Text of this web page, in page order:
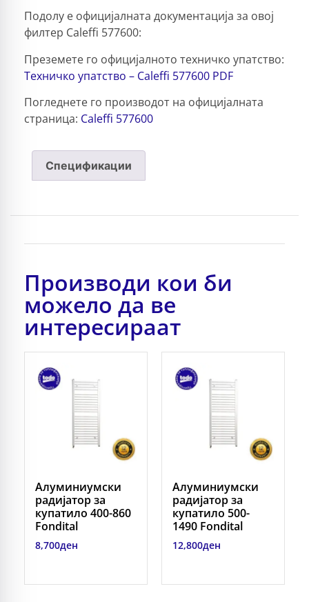
Подолу е официјалната документација за овој
филтер Caleffi 577600:
Преземете го официјалното техничко упатство:
Техничко упатство – Caleffi 577600 PDF
Погледнете го производот на официјалната
страница: Caleffi 577600
Спецификации
Производи кои би
можело да ве
интересираат
Алуминиумски
радијатор за
купатило 400-860
Fondital
8,700ден
Алуминиумски
радијатор за
купатило 500-
1490 Fondital
12,800ден